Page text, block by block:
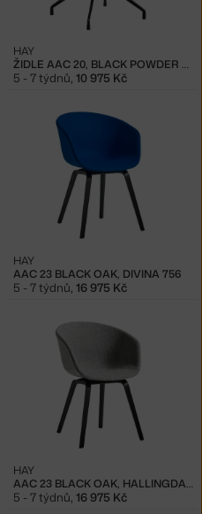
ŽIDLE AAC 20, BLACK POWDER COATED ALUMINIUM / BLACK
HAY
5 - 7 týdnů, 10 975 Kč
AAC 23 BLACK OAK, DIVINA 756
HAY
5 - 7 týdnů, 16 975 Kč
AAC 23 BLACK OAK, HALLINGDAL 130
HAY
5 - 7 týdnů, 16 975 Kč